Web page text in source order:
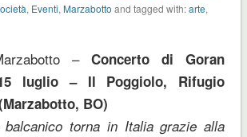
, Eventi, Marzabotto and tagged with:arte,
–Concerto di Goran
luglio – Il Poggiolo, Rifugio
BO)
balcanico torna in Italia grazie alla